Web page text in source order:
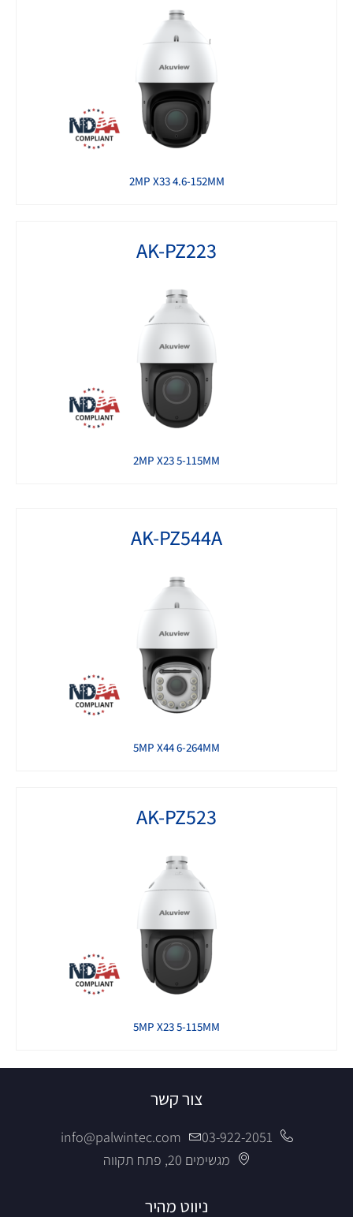
2MP X33 4.6-152MM
AK-PZ223
2MP X23 5-115MM
AK-PZ544A
5MP X44 6-264MM
AK-PZ523
5MP X23 5-115MM
צור קשר
03-922-2051
info@palwintec.com
מגשימים 20, פתח תקווה
ניווט מהיר